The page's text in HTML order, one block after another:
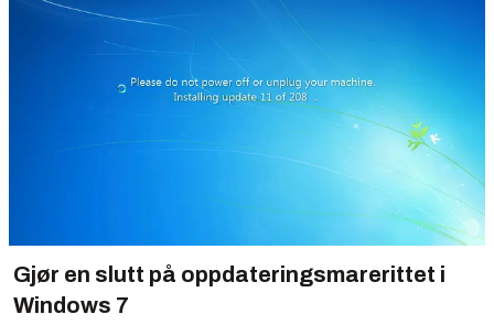
Gjør en slutt på oppdateringsmarerittet i
Windows 7